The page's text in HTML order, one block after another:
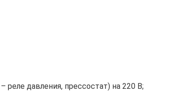
реле давления, прессостат) на 220 В;